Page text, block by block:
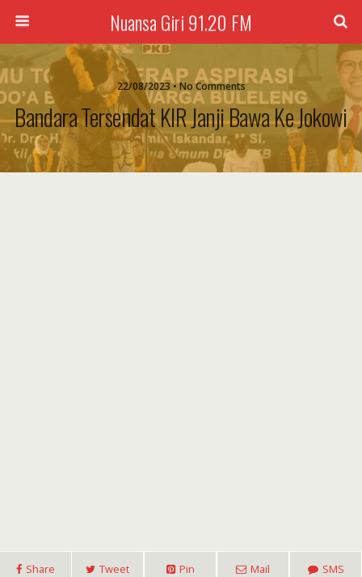
Nuansa Giri 91.20 FM
22/08/2023 • No Comments
Bandara Tersendat KIR Janji Bawa Ke Jokowi
Share Tweet Pin Mail SMS